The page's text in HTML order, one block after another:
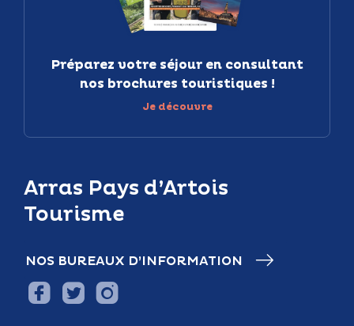
Arras Pays d’Artois
Tourisme
NOS BUREAUX D’INFORMATION
Préparez votre séjour en consultant
nos brochures touristiques !
Je découvre